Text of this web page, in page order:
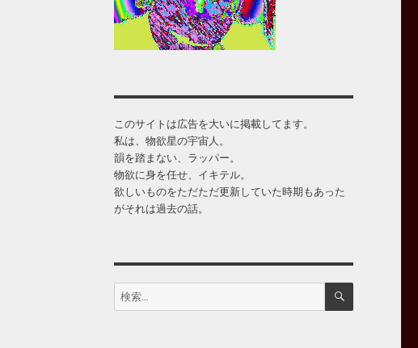
このサイトは広告を大いに掲載してます。
私は、物欲星の宇宙人。
韻を踏まない、ラッパー。
物欲に身を任せ、イキテル。
欲しいものをただただ更新していた時期もあった
がそれは過去の話。
検
索:
検